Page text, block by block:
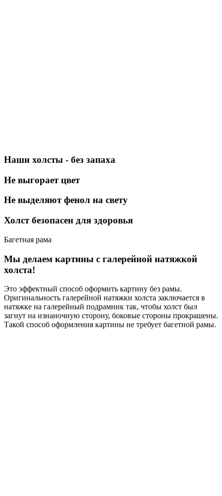
Наши холсты - без запаха
Не выгорает цвет
Не выделяют фенол на свету
Холст безопасен для здоровья
Багетная рама
Мы делаем картины с галерейной натяжкой
холста!
Это эффектный способ оформить картину без рамы.
Оригинальность галерейной натяжки холста заключается в
натяжке на галерейный подрамник так, чтобы холст был
загнут на изнаночную сторону, боковые стороны прокрашены.
Такой способ оформления картины не требует багетной рамы.